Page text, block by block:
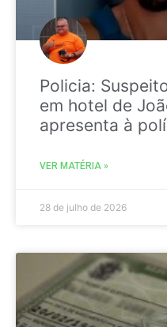
Policia:
em hotel de
apresenta à
VER MATÉRIA »
28 de julho de 2026